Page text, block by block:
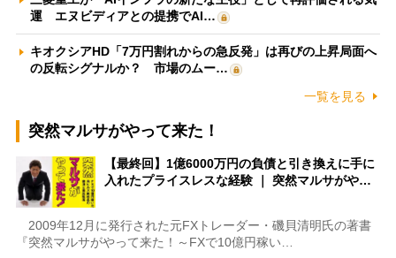
運 エヌビディアとの提携でAI…
キオクシアHD「7万円割れからの急反発」は再びの上昇局面へ
の反転シグナルか？ 市場のムー…
一覧を見る
突然マルサがやって来た！
【最終回】1億6000万円の負債と引き換えに手に
入れたプライスレスな経験 ｜ 突然マルサがや…
2009年12月に発行された元FXトレーダー・磯貝清明氏の著書
『突然マルサがやって来た！～FXで10億円稼い…